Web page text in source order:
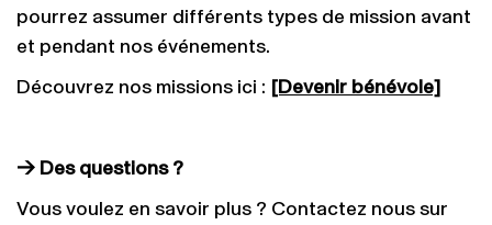
pourrez assumer différents types de mission avant
et pendant nos événements.
Découvrez nos missions ici : [Devenir bénévole]
→ Des questions ?
Vous voulez en savoir plus ? Contactez nous sur